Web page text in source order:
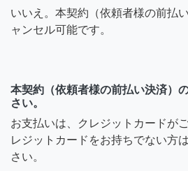
いいえ。本契約（依頼者様の前払
ャンセル可能です。
本契約（依頼者様の前払い決済）
さい。
お支払いは、クレジットカードが
レジットカードをお持ちでない方
さい。